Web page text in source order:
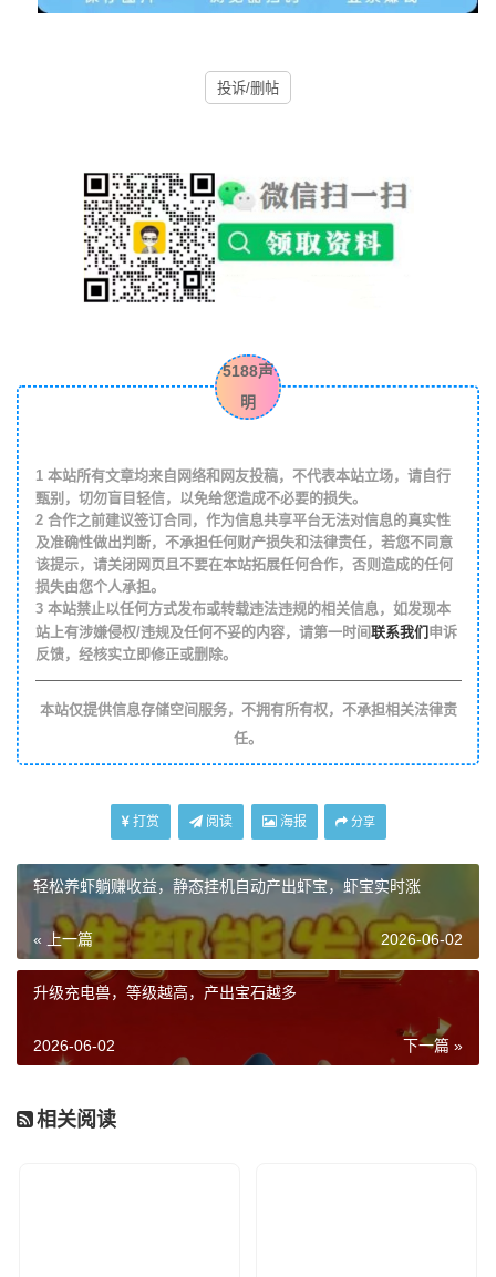
投诉/删帖
5188声
明
1本站所有文章均来自网络和网友投稿，不代表本站立场，请自行
甄别，切勿盲目轻信，以免给您造成不必要的损失。
2合作之前建议签订合同，作为信息共享平台无法对信息的真实性
及准确性做出判断，不承担任何财产损失和法律责任，若您不同意
该提示，请关闭网页且不要在本站拓展任何合作，否则造成的任何
损失由您个人承担。
3本站禁止以任何方式发布或转载违法违规的相关信息，如发现本
站上有涉嫌侵权/违规及任何不妥的内容，请第一时间联系我们申诉
反馈，经核实立即修正或删除。
本站仅提供信息存储空间服务，不拥有所有权，不承担相关法律责
任。
打赏 阅读 海报 分享
轻松养虾躺赚收益，静态挂机自动产出虾宝，虾宝实时涨
« 上一篇 2026-06-02
升级充电兽，等级越高，产出宝石越多
下一篇 »
2026-06-02
相关阅读